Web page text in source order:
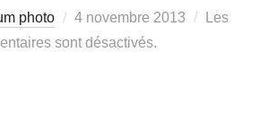
photo 4 novembre 2013
Les
sont désactivés.